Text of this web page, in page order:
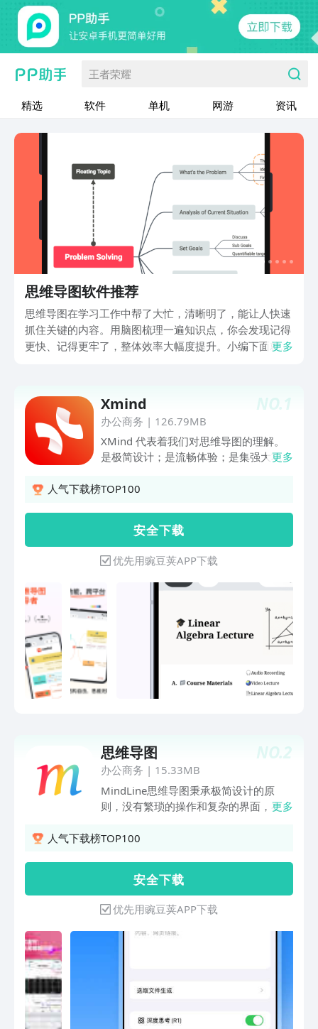
王者荣耀
精选 软件 单机 网游 资讯
思维导图软件推荐
思维导图在学习工作中帮了大忙，清晰明了，能让人快速
抓住关键的内容。用脑图梳理一遍知识点，你会发现记得
更快、记得更牢了，整体效率大幅度提升。小编下面就带
更多
NO.1
Xmind
办公商务 | 126.79MB
XMind 代表着我们对思维导图的理解。
是极简设计；是流畅体验；是集强大功能
头脑风暴脑图应用。
更多
人气下载榜TOP100
安 全 下 载
优先用豌豆荚APP下载
NO.2
思维导图
办公商务 | 15.33MB
MindLine思维导图秉承极简设计的原
则，没有繁琐的操作和复杂的界面，在这
击分支末端即可添加子分支，即可向左右
功能菜单，可以进行复制、剪切、删除、
备注和标记等操作。制作好的导图可以导
出为图片、PDF和文字大纲等多种格式，
并能随时随地分享给好友。我们还提供了
强大的云服务备份和同步导图文件，实现
用。联系邮箱：mindline@126.com微信
脑图, 任务图, 头脑, 风暴, 训练, 逻辑, 流
更多
人气下载榜TOP100
安 全 下 载
优先用豌豆荚APP下载